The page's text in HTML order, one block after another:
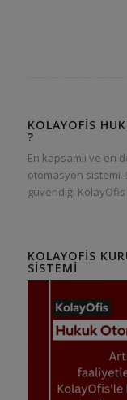
KOLAYOFIS
?
En kapsamlı ve en
otomasyon sistemi.
güvendiği
KOLAYOFIS
SISTEMI